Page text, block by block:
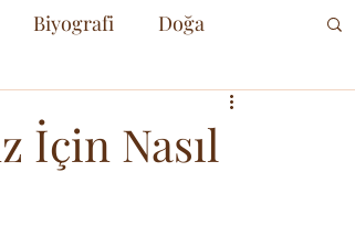
Biyografi Doğa
Sanat & Kültür
İçin Nasıl